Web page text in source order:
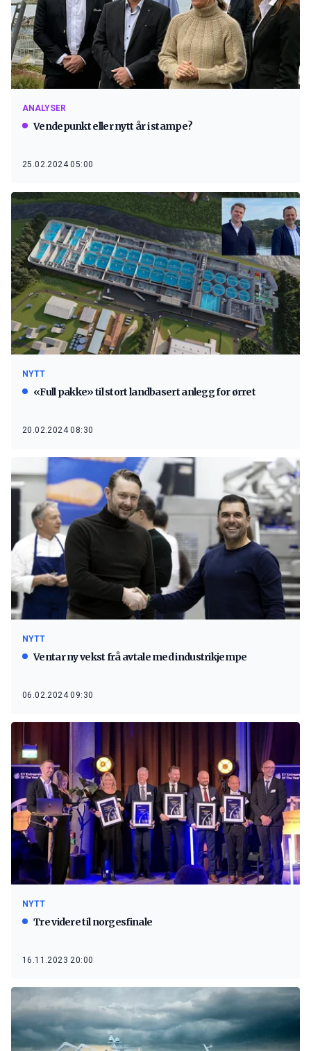
ANALYSER
Vendepunkt eller nytt år i stampe?
25.02.2024 05:00
NYTT
«Full pakke» til stort landbasert anlegg for ørret
20.02.2024 08:30
NYTT
Ventar ny vekst frå avtale med industrikjempe
06.02.2024 09:30
NYTT
Tre videre til norgesfinale
16.11.2023 20:00